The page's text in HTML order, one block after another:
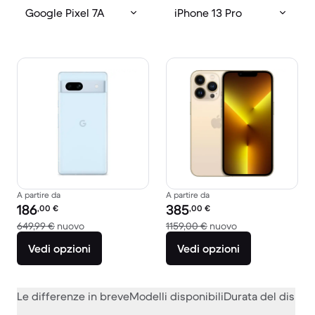
Google Pixel 7A iPhone 13 Pro
A partire da
Prezzo del ricondizionato:
186,00 €
649,99 € nuovoRispetto a 649,99 € del nuovo
Vedi opzioni
A partire da
Prezzo del ricondizionato:
385,00 €
1159,00 € nuovoRispetto a
Vedi opzioni
Le differenze in breveModelli disponibiliDurata del